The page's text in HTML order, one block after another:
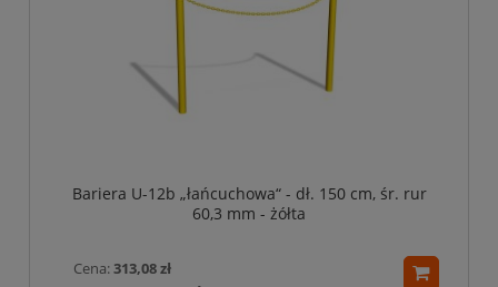
Bariera U-12b „łańcuchowa“ - dł. 150 cm, śr. rur
60,3 mm - żółta
Cena:313,08 zł